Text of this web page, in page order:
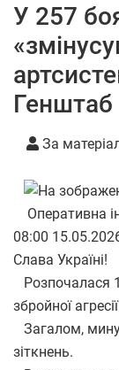
У 257
Генштаб
За
Оперативна
08:00
Слава Україні!
Розпочалася
збройної
Загалом,
зіткнень.